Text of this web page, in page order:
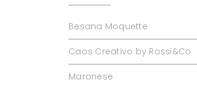
Besana Moquette
Caos Creativo by Rossi&Co
Maronese